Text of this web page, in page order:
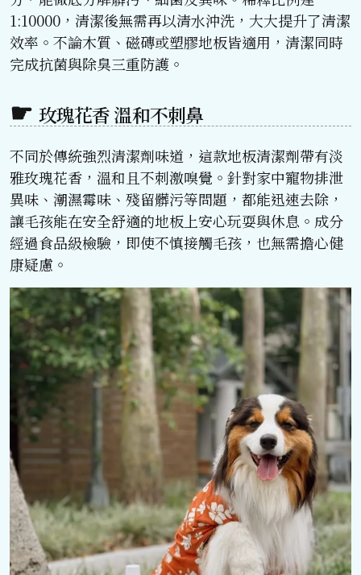
1:10000，清潔後無需再以清水沖洗，大大提升了清潔
效率。不論木質、磁磚或塑膠地板皆適用，清潔同時
完成抗菌與除臭三重防護。
玫瑰花香 溫和不刺鼻
不同於傳統強烈清潔劑味道，這款地板清潔劑帶有淡
雅玫瑰花香，溫和且不刺激嗅覺。針對家中寵物排泄
異味、潮濕霉味、殘留髒污等問題，都能迅速去除，
讓毛孩能在安全舒適的地板上安心玩耍與休息。成分
經過食品級檢驗，即使不慎接觸毛孩，也無需擔心健
康疑慮。